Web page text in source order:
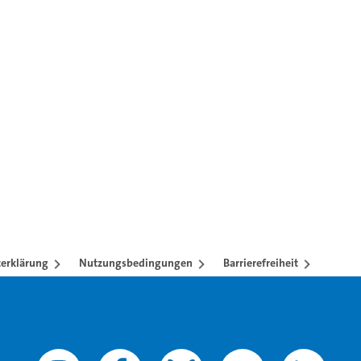
mit TAB-Taste.
Nutzungsbedingungen Barrierefreiheit